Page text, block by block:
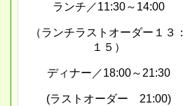
ランチ／11:30～14:00
（ランチラストオーダー１３：
１５）
ディナー／18:00～21:30
(ラストオーダー 21:00)